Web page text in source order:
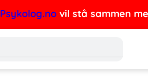
Psykolog.no vil stå sammen